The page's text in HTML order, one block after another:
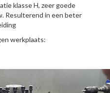
klasse H, zeer goede
Resulterend in een beter
werkplaats: